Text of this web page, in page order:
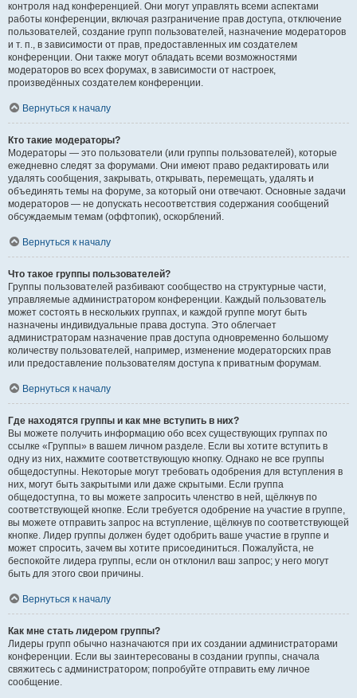
контроля над конференцией. Они могут управлять всеми аспектами
работы конференции, включая разграничение прав доступа, отключение
пользователей, создание групп пользователей, назначение модераторов
и т. п., в зависимости от прав, предоставленных им создателем
конференции. Они также могут обладать всеми возможностями
модераторов во всех форумах, в зависимости от настроек,
произведённых создателем конференции.
Вернуться к началу
Кто такие модераторы?
Модераторы — это пользователи (или группы пользователей), которые
ежедневно следят за форумами. Они имеют право редактировать или
удалять сообщения, закрывать, открывать, перемещать, удалять и
объединять темы на форуме, за который они отвечают. Основные задачи
модераторов — не допускать несоответствия содержания сообщений
обсуждаемым темам (оффтопик), оскорблений.
Вернуться к началу
Что такое группы пользователей?
Группы пользователей разбивают сообщество на структурные части,
управляемые администратором конференции. Каждый пользователь
может состоять в нескольких группах, и каждой группе могут быть
назначены индивидуальные права доступа. Это облегчает
администраторам назначение прав доступа одновременно большому
количеству пользователей, например, изменение модераторских прав
или предоставление пользователям доступа к приватным форумам.
Вернуться к началу
Где находятся группы и как мне вступить в них?
Вы можете получить информацию обо всех существующих группах по
ссылке «Группы» в вашем личном разделе. Если вы хотите вступить в
одну из них, нажмите соответствующую кнопку. Однако не все группы
общедоступны. Некоторые могут требовать одобрения для вступления в
них, могут быть закрытыми или даже скрытыми. Если группа
общедоступна, то вы можете запросить членство в ней, щёлкнув по
соответствующей кнопке. Если требуется одобрение на участие в группе,
вы можете отправить запрос на вступление, щёлкнув по соответствующей
кнопке. Лидер группы должен будет одобрить ваше участие в группе и
может спросить, зачем вы хотите присоединиться. Пожалуйста, не
беспокойте лидера группы, если он отклонил ваш запрос; у него могут
быть для этого свои причины.
Вернуться к началу
Как мне стать лидером группы?
Лидеры групп обычно назначаются при их создании администраторами
конференции. Если вы заинтересованы в создании группы, сначала
свяжитесь с администратором; попробуйте отправить ему личное
сообщение.